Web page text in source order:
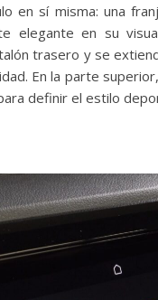
en sí misma: una
elegante en su
trasero y se
En la parte
definir el estilo